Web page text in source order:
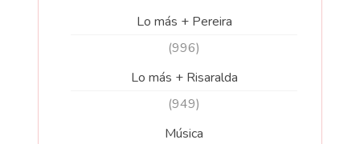
Lo más + Pereira
(996)
Lo más + Risaralda
(949)
Música